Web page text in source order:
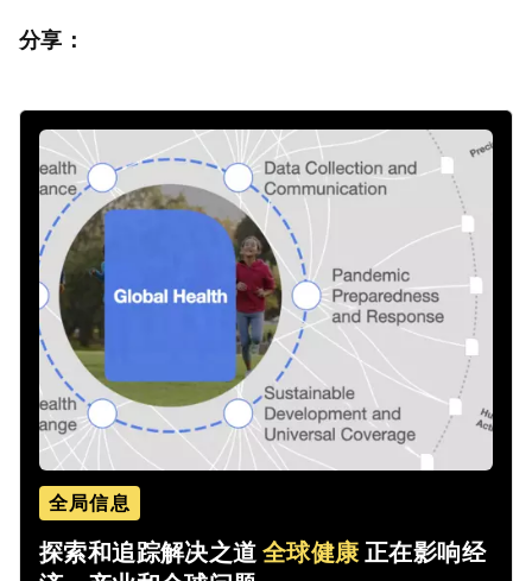
分享：
全局信息
探索和追踪解决之道全球健康正在影响经